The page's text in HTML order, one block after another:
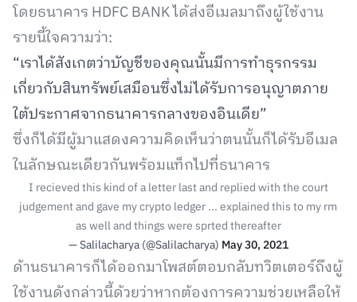
โดยธนาคาร HDFC BANK ได้ส่งอีเมลมาถึงผู้ใช้งาน
รายนี้ใจความว่า:
“เราได้สังเกตว่าบัญชีของคุณนั้นมีการทำธุรกรรม
เกี่ยวกับสินทรัพย์เสมือนซึ่งไม่ได้รับการอนุญาตภาย
ใต้ประกาศจากธนาคารกลางของอินเดีย”
ซึ่งก็ได้มีผู้มาแสดงความคิดเห็นว่าตนนั้นก็ได้รับอีเมล
ในลักษณะเดียวกันพร้อมแท็กไปที่ธนาคาร
I recieved this kind of a letter last and replied with the court
judgement and gave my crypto ledger ... explained this to my rm
as well and things were sprted thereafter
— Salilacharya (@Salilacharya) May 30, 2021
ด้านธนาคารก็ได้ออกมาโพสต์ตอบกลับทวิตเตอร์ถึงผู้
ใช้งานดังกล่าวนี้ด้วยว่าหากต้องการความช่วยเหลือให้